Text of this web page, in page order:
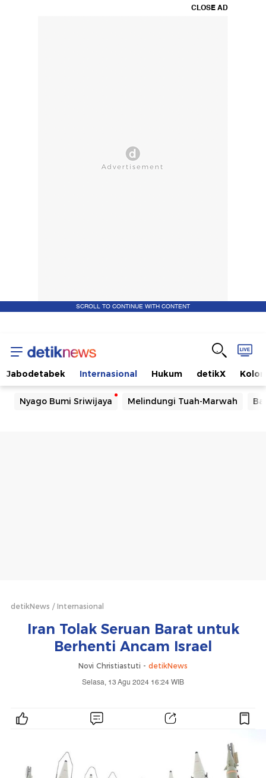
CLOSE AD
SCROLL TO CONTINUE WITH CONTENT
Jabodetabek Internasional Hukum detikX
Nyago Bumi Sriwijaya Melindungi Tuah-Marwah
detikNews Internasional
Iran Tolak Seruan Barat untuk
Berhenti Ancam Israel
Novi Christiastuti - detikNews
Selasa, 13 Agu 2024 16:24 WIB